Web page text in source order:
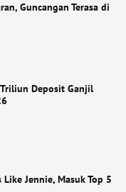
Guncangan Terasa di
Deposit Ganjil
Like Jennie, Masuk Top 5